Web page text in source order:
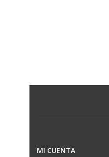
MI CUENTA